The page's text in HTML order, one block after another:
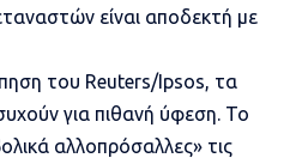
είναι αποδεκτή με
του Reuters/Ipsos, τα
για πιθανή ύφεση. Το
αλλοπρόσαλλες» τις